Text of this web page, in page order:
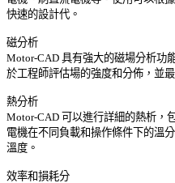
快速的設計代。
磁分析
Motor-CAD 具有強大的磁場分析功
於工程師評估場的強度和分佈，並
熱分析
Motor-CAD 可以進行詳細的熱析，
電機在不同負載和操作條件下的溫
溫度。
效率和損耗分